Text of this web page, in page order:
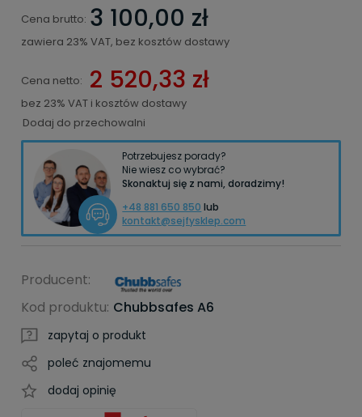
Cena brutto: 3 100,00 zł
zawiera 23% VAT, bez kosztów dostawy
Cena netto: 2 520,33 zł
bez 23% VAT i kosztów dostawy
Dodaj do przechowalni
Potrzebujesz porady?
Nie wiesz co wybrać?
Skonaktuj się z nami, doradzimy!
+48 881 650 850 lub
kontakt@sejfysklep.com
Producent:
Kod produktu: Chubbsafes A6
zapytaj o produkt
poleć znajomemu
dodaj opinię